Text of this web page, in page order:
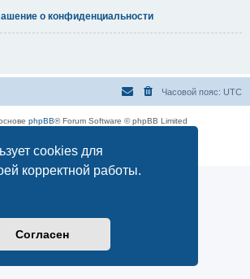
cookies для
корректной работы.
Согласен
о конфиденциальности
Часовой пояс: UTC
phpBB® Forum Software © phpBB Limited
Конфиденциальность|Правила